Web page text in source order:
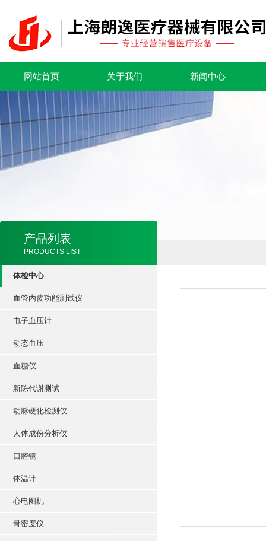
网站首页 关于我们 新闻中心
产品列表
PRODUCTS LIST
体检中心
血管内皮功能测试仪
电子血压计
动态血压
血糖仪
新陈代谢测试
动脉硬化检测仪
人体成份分析仪
口腔镜
体温计
心电图机
骨密度仪